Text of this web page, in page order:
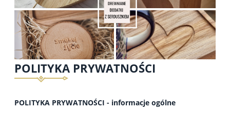
POLITYKA PRYWATNOŚCI
POLITYKA PRYWATNOŚCI - informacje ogólne